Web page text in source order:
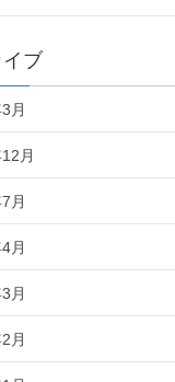
ブ
月
月
月
月
月
月